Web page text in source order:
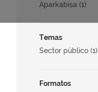
Aparkabisa (1)
Temas
Sector público (1)
Formatos